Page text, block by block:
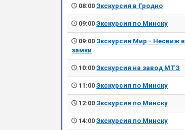
08:00Экскурсия в Гродно
09:00Экскурсия по Минску
09:00Экскурсия Мир - Несвиж в
замки
10:00Экскурсия на завод МТЗ
11:00Экскурсия по Минску
12:00Экскурсия по Минску
14:00Экскурсия по Минску